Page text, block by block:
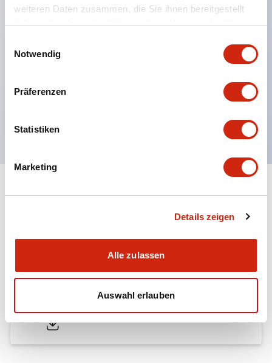
weiteren Daten zusammen, die Sie ihnen bereitgestellt
haben oder die sie im Rahmen Ihrer Nutzung der Dienste
Notwendig
Präferenzen
Statistiken
Marketing
Details zeigen
Alle zulassen
Auswahl erlauben
LED-Lampenkörper
Schutzarten IP40 und IP65 vollständig verfügbar
UL- und CSA-zertifiziert. Entspricht EN (Europa)
Normen. CCC-zertifiziert (außer Anzeigeleuchten).
Mit speziellem Zubehör leicht auf Φ22 Flash-
Dokumente und Dateien
Kataloge & Broschüren